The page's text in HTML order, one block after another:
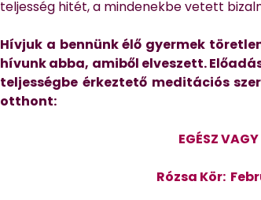
teljesség hitét, a mindenekbe vetett
Hívjuk a bennünk élő gyermek
hívunk abba, amiből elveszett.
teljességbe érkeztető meditációs
otthont:
EGÉSZ
Rózsa Kör: